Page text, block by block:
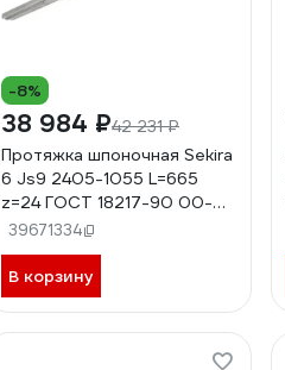
-8%
38 984 ₽42 231 ₽
Протяжка шпоночная Sekira
6 Js9 2405-1055 L=665
z=24 ГОСТ 18217-90 00-
00052831
39671334
В корзину